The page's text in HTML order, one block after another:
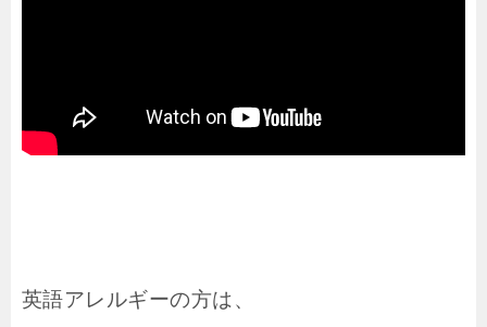
英語アレルギーの方は、